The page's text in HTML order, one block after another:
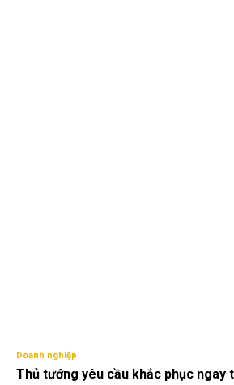
Doanh nghiệp
Thủ tướng yêu cầu khắc phục ngay